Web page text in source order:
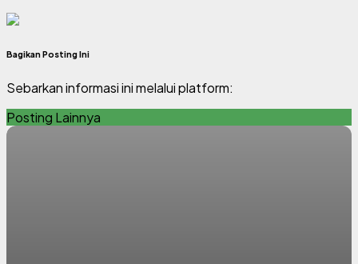
Bagikan Posting Ini
Sebarkan informasi ini melalui platform:
Posting Lainnya